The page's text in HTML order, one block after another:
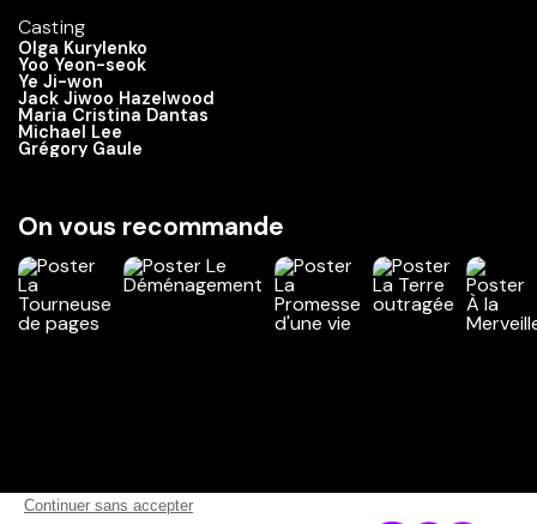
Casting
Olga Kurylenko
Yoo Yeon-seok
Ye Ji-won
Jack Jiwoo Hazelwood
Maria Cristina Dantas
Michael Lee
Grégory Gaule
On vous recommande